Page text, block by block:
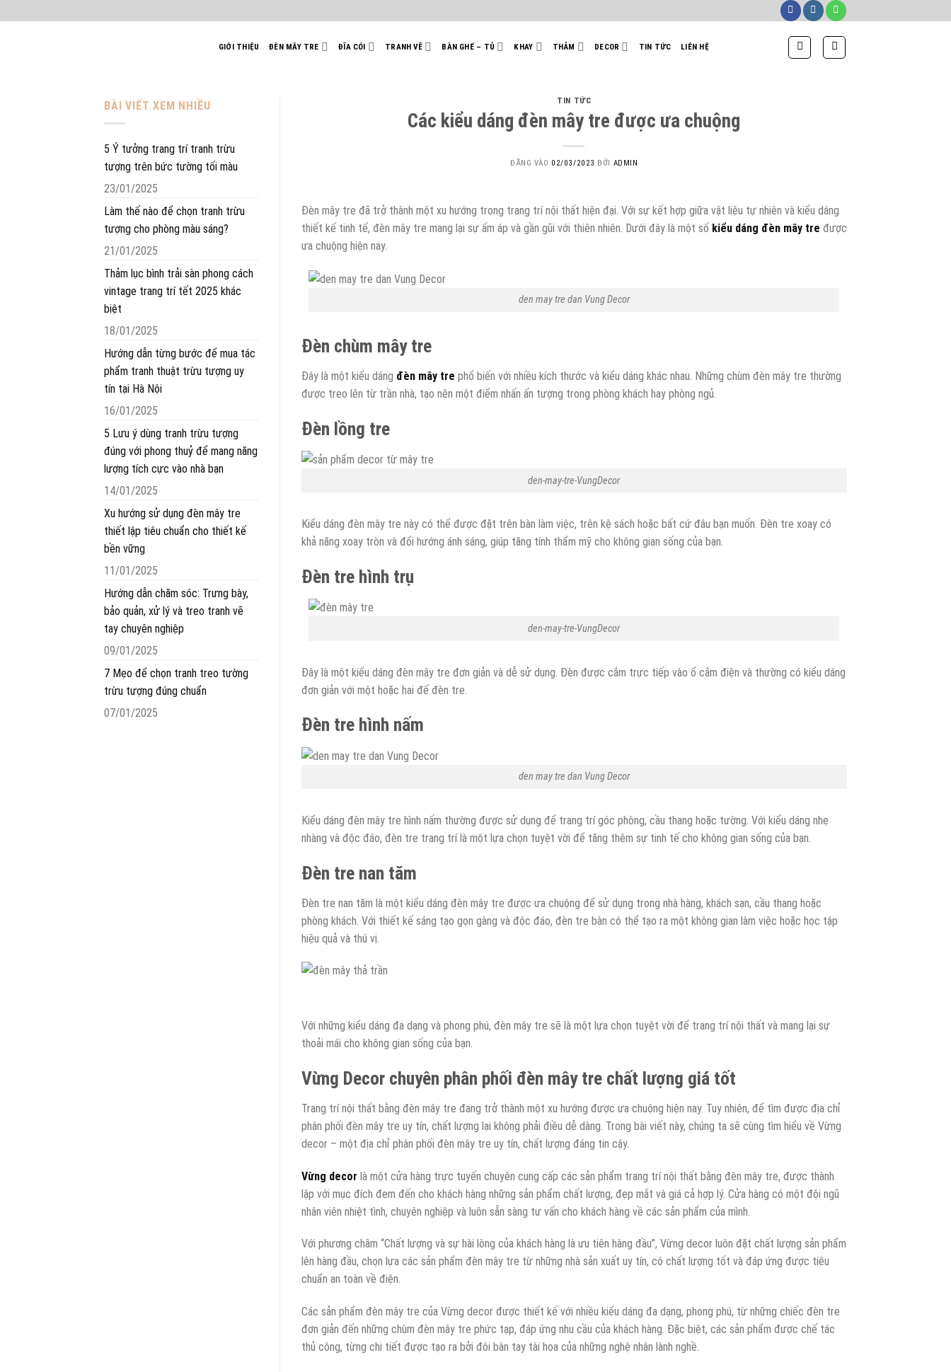
qua
GIỚI THIỆU ĐÈN MÂY TRE ĐĨA CÓI TRANH VẼ BÀN GHẾ – TỦ KHAY THẢM DECOR TIN TỨC LIÊN HỆ
BÀI VIẾT XEM NHIỀU
5 Ý tưởng trang trí tranh trừu
tượng trên bức tường tối màu
23/01/2025
Làm thế nào để chọn tranh trừu
tượng cho phòng màu sáng?
21/01/2025
Thảm lục bình trải sàn phong cách
vintage trang trí tết 2025 khác
biệt
18/01/2025
Hướng dẫn từng bước để mua tác
phẩm tranh thuật trừu tượng uy
tín tại Hà Nội
16/01/2025
5 Lưu ý dùng tranh trừu tượng
đúng với phong thuỷ để mang năng
lượng tích cực vào nhà bạn
14/01/2025
Xu hướng sử dụng đèn mây tre
thiết lập tiêu chuẩn cho thiết kế
bền vững
11/01/2025
Hướng dẫn chăm sóc: Trưng bày,
bảo quản, xử lý và treo tranh vẽ
tay chuyên nghiệp
09/01/2025
7 Mẹo để chọn tranh treo tường
trừu tượng đúng chuẩn
07/01/2025
TIN TỨC
Các kiểu dáng đèn mây tre được ưa chuộng
ĐĂNG VÀO 02/03/2023 BỞI ADMIN
Đèn mây tre đã trở thành một xu hướng trong trang trí nội thất hiện đại. Với sự kết hợp giữa vật liệu tự nhiên và kiểu dáng
thiết kế tinh tế, đèn mây tre mang lại sự ấm áp và gần gũi với thiên nhiên. Dưới đây là một số kiểu dáng đèn mây tre được
ưa chuộng hiện nay.
den may tre dan Vung Decor
Đèn chùm mây tre
Đây là một kiểu dáng đèn mây tre phổ biến với nhiều kích thước và kiểu dáng khác nhau. Những chùm đèn mây tre thường
được treo lên từ trần nhà, tạo nên một điểm nhấn ấn tượng trong phòng khách hay phòng ngủ.
Đèn lồng tre
den-may-tre-VungDecor
Kiểu dáng đèn mây tre này có thể được đặt trên bàn làm việc, trên kệ sách hoặc bất cứ đâu bạn muốn. Đèn tre xoay có
khả năng xoay tròn và đổi hướng ánh sáng, giúp tăng tính thẩm mỹ cho không gian sống của bạn.
Đèn tre hình trụ
den-may-tre-VungDecor
Đây là một kiểu dáng đèn mây tre đơn giản và dễ sử dụng. Đèn được cắm trực tiếp vào ổ cắm điện và thường có kiểu dáng
đơn giản với một hoặc hai đế đèn tre.
Đèn tre hình nấm
den may tre dan Vung Decor
Kiểu dáng đèn mây tre hình nấm thường được sử dụng để trang trí góc phòng, cầu thang hoặc tường. Với kiểu dáng nhẹ
nhàng và độc đáo, đèn tre trang trí là một lựa chọn tuyệt vời để tăng thêm sự tinh tế cho không gian sống của bạn.
Đèn tre nan tăm
Đèn tre nan tăm là một kiểu dáng đèn mây tre được ưa chuộng để sử dụng trong nhà hàng, khách sạn, cầu thang hoặc
phòng khách. Với thiết kế sáng tạo gọn gàng và độc đáo, đèn tre bàn có thể tạo ra một không gian làm việc hoặc học tập
hiệu quả và thú vị.
Với những kiểu dáng đa dạng và phong phú, đèn mây tre sẽ là một lựa chọn tuyệt vời để trang trí nội thất và mang lại sự
thoải mái cho không gian sống của bạn.
Vừng Decor chuyên phân phối đèn mây tre chất lượng giá tốt
Trang trí nội thất bằng đèn mây tre đang trở thành một xu hướng được ưa chuộng hiện nay. Tuy nhiên, để tìm được địa chỉ
phân phối đèn mây tre uy tín, chất lượng lại không phải điều dễ dàng. Trong bài viết này, chúng ta sẽ cùng tìm hiểu về Vừng
decor – một địa chỉ phân phối đèn mây tre uy tín, chất lượng đáng tin cậy.
Vừng decor là một cửa hàng trực tuyến chuyên cung cấp các sản phẩm trang trí nội thất bằng đèn mây tre, được thành
lập với mục đích đem đến cho khách hàng những sản phẩm chất lượng, đẹp mắt và giá cả hợp lý. Cửa hàng có một đội ngũ
nhân viên nhiệt tình, chuyên nghiệp và luôn sẵn sàng tư vấn cho khách hàng về các sản phẩm của mình.
Với phương châm “Chất lượng và sự hài lòng của khách hàng là ưu tiên hàng đầu”, Vừng decor luôn đặt chất lượng sản phẩm
lên hàng đầu, chọn lựa các sản phẩm đèn mây tre từ những nhà sản xuất uy tín, có chất lượng tốt và đáp ứng được tiêu
chuẩn an toàn về điện.
Các sản phẩm đèn mây tre của Vừng decor được thiết kế với nhiều kiểu dáng đa dạng, phong phú, từ những chiếc đèn tre
đơn giản đến những chùm đèn mây tre phức tạp, đáp ứng nhu cầu của khách hàng. Đặc biệt, các sản phẩm được chế tác
thủ công, từng chi tiết được tạo ra bởi đôi bàn tay tài hoa của những nghệ nhân lành nghề.